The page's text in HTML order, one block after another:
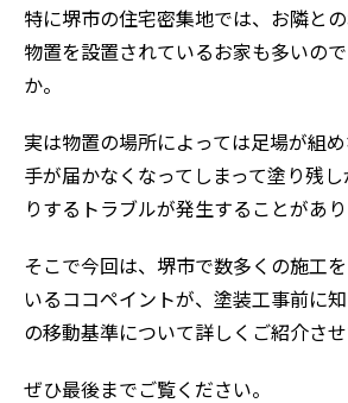
特に堺市の住宅密集地では、お隣と
物置を設置されているお家も多いの
か。
実は物置の場所によっては足場が組
手が届かなくなってしまって塗り残
りするトラブルが発生することがあり
そこで今回は、堺市で数多くの施工
いるココペイントが、塗装工事前に
の移動基準について詳しくご紹介させ
ぜひ最後までご覧ください。